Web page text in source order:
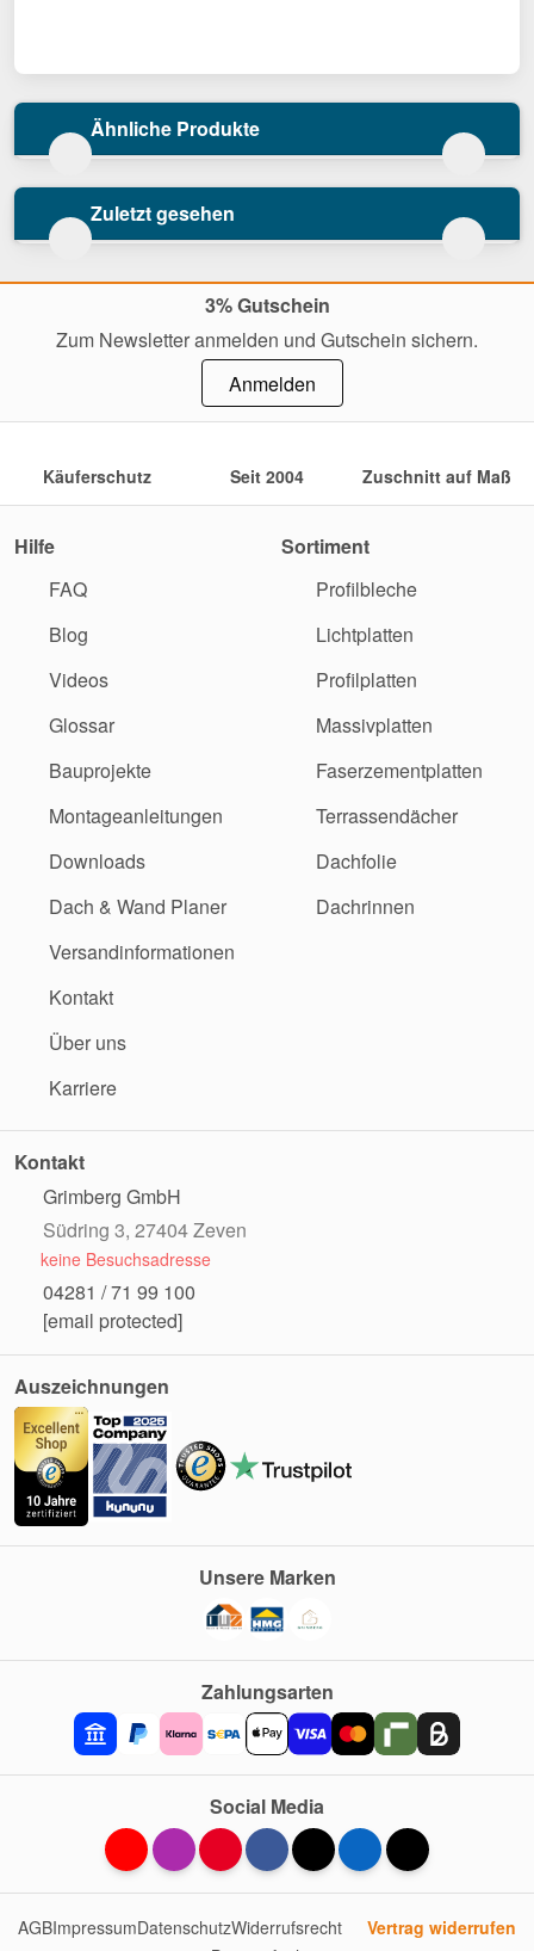
Ähnliche Produkte
Zuletzt gesehen
3% Gutschein
Zum Newsletter anmelden und Gutschein sichern.
Anmelden
Käuferschutz Seit 2004 Zuschnitt auf Maß
Hilfe
FAQ
Blog
Videos
Glossar
Bauprojekte
Montageanleitungen
Downloads
Dach & Wand Planer
Versandinformationen
Kontakt
Über uns
Karriere
Sortiment
Profilbleche
Lichtplatten
Profilplatten
Massivplatten
Faserzementplatten
Terrassendächer
Dachfolie
Dachrinnen
Kontakt
Grimberg GmbH
Südring 3, 27404 Zeven
keine Besuchsadresse
04281 / 71 99 100
[email protected]
Auszeichnungen
Zahlungsarten
Unsere Marken
Social Media
AGBImpressumDatenschutzWiderrufsrecht
Vertrag widerrufen